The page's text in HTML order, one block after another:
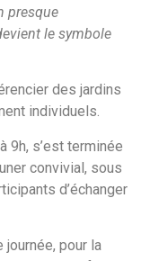
presque
le symbole
des jardins
individuels.
9h, s’est terminée
convivial, sous
d’échanger
journée, pour la